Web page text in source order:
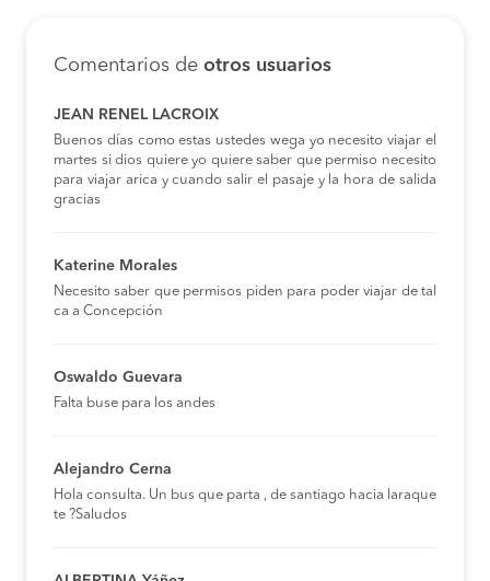
Comentarios de otros usuarios
JEAN RENEL LACROIX
Buenos días como estas ustedes wega yo necesito viajar el
martes si dios quiere yo quiere saber que permiso necesito
para viajar arica y cuando salir el pasaje y la hora de salida
gracias
Katerine Morales
Necesito saber que permisos piden para poder viajar de tal
ca a Concepción
Oswaldo Guevara
Falta buse para los andes
Alejandro Cerna
Hola consulta. Un bus que parta , de santiago hacia laraque
te ?Saludos